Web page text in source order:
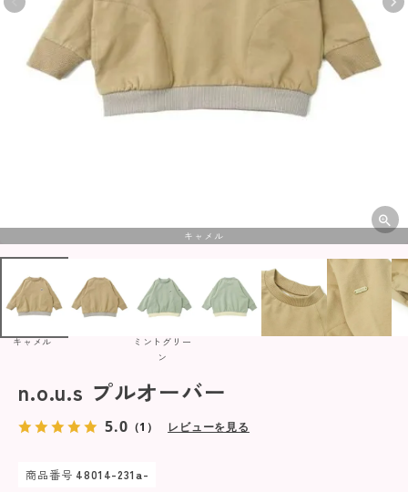
キャメル
キャメル
ミントグリー
ン
n.o.u.s プルオーバー
5.0 （1） レビューを見る
商品番号 48014-231a-